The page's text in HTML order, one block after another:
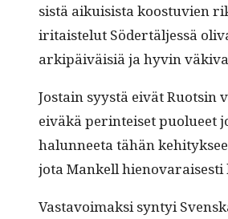
sistä aikui­sista koos­t­u­vien
ir­i­tais­te­lut Södertäl­jessä
arkipäiväisiä ja hyvin
Jostain syys­tä eivät Ruotsin
eiväkä per­in­teiset puolueet
halun­nee­ta tähän
jota Mankell hien­o­varais­es­ti
Vas­tavoimak­si syn­tyi